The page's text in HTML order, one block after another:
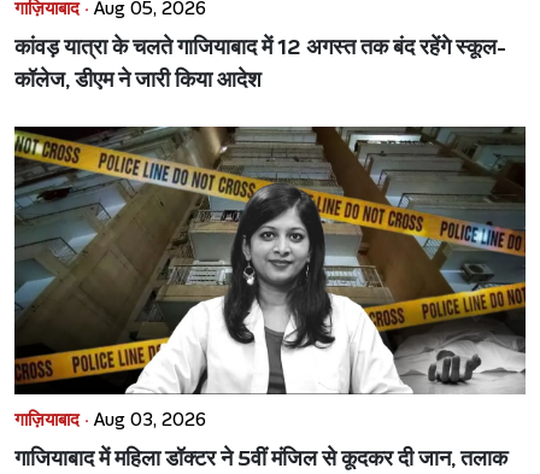
गाज़ियाबाद · Aug 05, 2026
कांवड़ यात्रा के चलते गाजियाबाद में 12 अगस्त तक बंद रहेंगे स्कूल-
कॉलेज, डीएम ने जारी किया आदेश
गाज़ियाबाद · Aug 03, 2026
गाजियाबाद में महिला डॉक्टर ने 5वीं मंजिल से कूदकर दी जान, तलाक